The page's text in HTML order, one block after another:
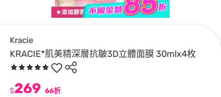
Kracie
KRACIE*肌美精深層抗皺3D立體面膜 30mlx4枚
$269 66折